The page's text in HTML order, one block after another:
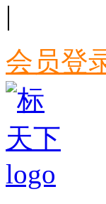
|
会员登